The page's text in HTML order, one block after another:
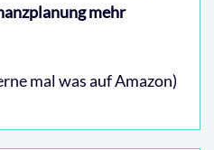
mehr
mal was auf Amazon)